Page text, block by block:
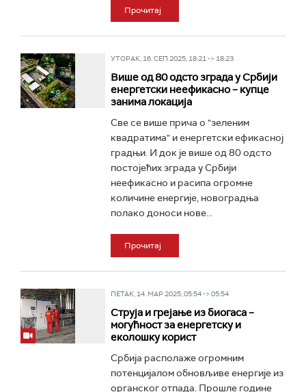
Прочитај
УТОРАК, 16. СЕП 2025, 18:21 -> 18:23
Више од 80 одсто зграда у Србији
енергетски неефикасно – купце
занима локација
Све се више прича о "зеленим
квадратима" и енергетски ефикасној
градњи. И док је више од 80 одсто
постојећих зграда у Србији
неефикасно и расипа огромне
количине енергије, новоградња
полако доноси нове...
Прочитај
ПЕТАК, 14. МАР 2025, 05:54 -> 05:54
Струја и грејање из биогаса –
могућност за енергетску и
еколошку корист
Србија располаже огромним
потенцијалом обновљиве енергије из
органског отпада. Прошле године